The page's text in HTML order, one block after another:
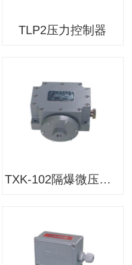
TLP2压力控制器
TXK-102隔爆微压控制器